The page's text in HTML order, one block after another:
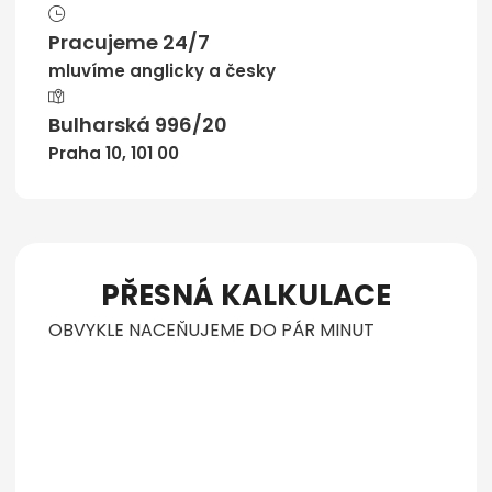
Pracujeme 24/7
mluvíme anglicky a česky
Bulharská 996/20
Praha 10, 101 00
PŘESNÁ KALKULACE
OBVYKLE NACEŇUJEME DO PÁR MINUT